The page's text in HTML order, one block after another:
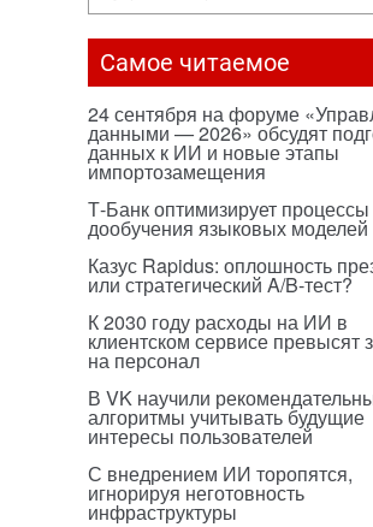
Самое читаемое
24 сентября на форуме
данными — 2026» обсудят
данных к ИИ и новые этапы
импортозамещения
Т-Банк оптимизирует процессы
дообучения языковых моделей
Казус Rapidus: оплошность
или стратегический A/B-тест?
К 2030 году расходы на ИИ в
клиентском сервисе превысят
на персонал
В VK научили
алгоритмы учитывать будущие
интересы пользователей
С внедрением ИИ торопятся,
игнорируя неготовность
инфраструктуры